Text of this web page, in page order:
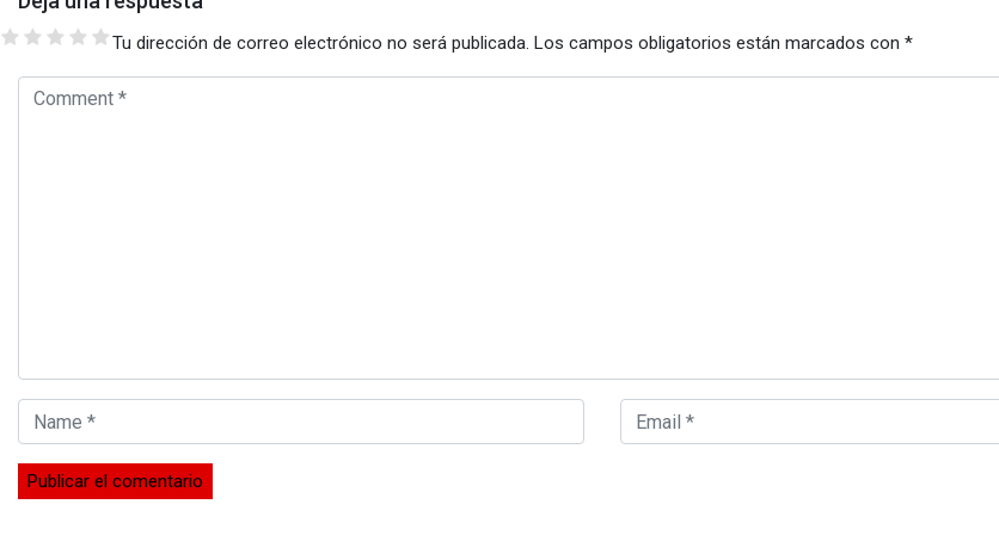
Tu dirección de correo electrónico no será publicada. Los campos obligatorios están marcados con *